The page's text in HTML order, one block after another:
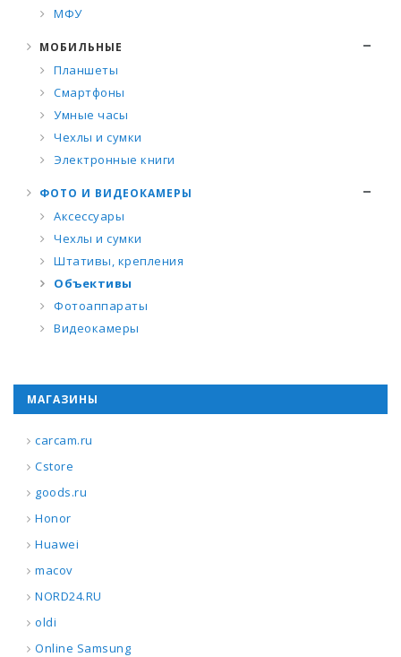
МФУ
МОБИЛЬНЫЕ
Планшеты
Смартфоны
Умные часы
Чехлы и сумки
Электронные книги
ФОТО И ВИДЕОКАМЕРЫ
Аксессуары
Чехлы и сумки
Штативы, крепления
Объективы
Фотоаппараты
Видеокамеры
МАГАЗИНЫ
carcam.ru
Cstore
goods.ru
Honor
Huawei
macov
NORD24.RU
oldi
Online Samsung